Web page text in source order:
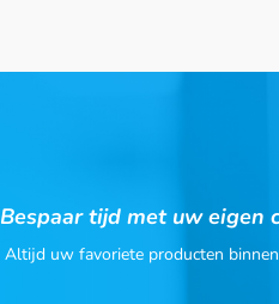
Bespaar tijd met uw eigen
Altijd uw favoriete producten